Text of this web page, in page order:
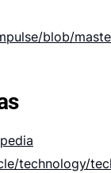
blob/
technology/